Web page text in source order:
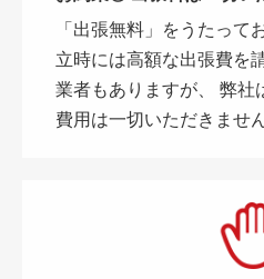
「出張無料」をうたって
立時には高額な出張費を
業者もありますが、 弊社
費用は一切いただきません